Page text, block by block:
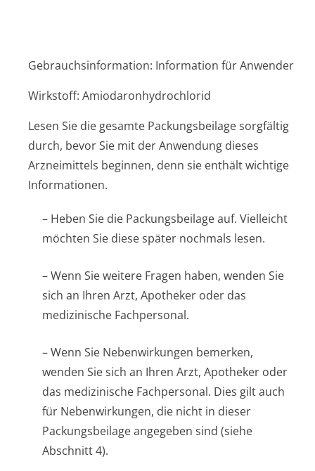
Gebrauchsinformation: Information für Anwender
Wirkstoff: Amiodaronhydrochlo­rid
Lesen Sie die gesamte Packungsbeilage sorgfältig
durch, bevor Sie mit der Anwendung dieses
Arzneimittels beginnen, denn sie enthält wichtige
Informationen.
– Heben Sie die Packungsbeilage auf. Vielleicht
möchten Sie diese später nochmals lesen.
– Wenn Sie weitere Fragen haben, wenden Sie
sich an Ihren Arzt, Apotheker oder das
medizinische Fachpersonal.
– Wenn Sie Nebenwirkungen bemerken,
wenden Sie sich an Ihren Arzt, Apotheker oder
das medizinische Fachpersonal. Dies gilt auch
für Nebenwirkungen, die nicht in dieser
Packungsbeilage angegeben sind (siehe
Abschnitt 4).